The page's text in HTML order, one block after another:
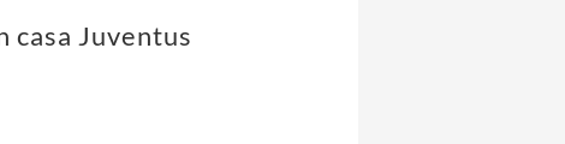
casa Juventus